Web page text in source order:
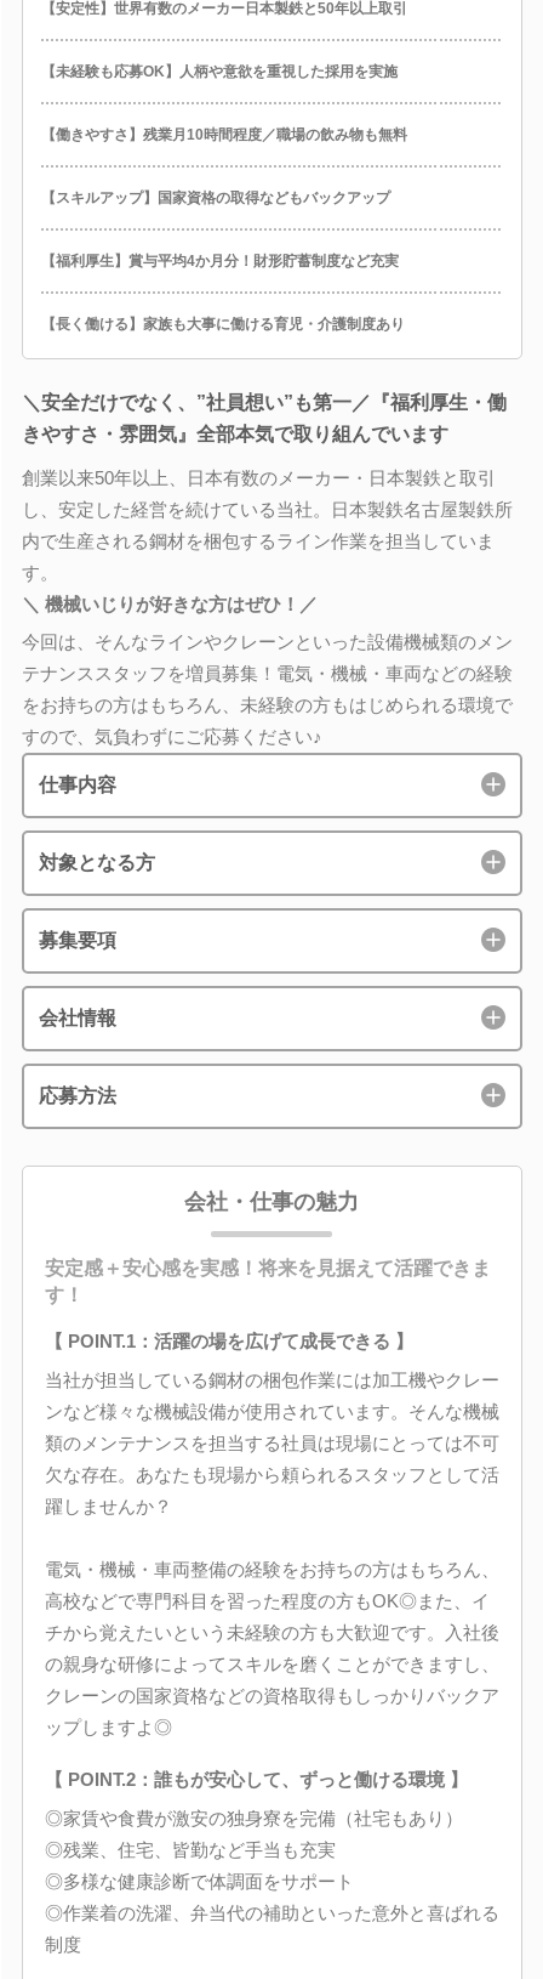
【安定性】世界有数のメーカー日本製鉄と50年以上取引
【未経験も応募OK】人柄や意欲を重視した採用を実施
【働きやすさ】残業月10時間程度／職場の飲み物も無料
【スキルアップ】国家資格の取得などもバックアップ
【福利厚生】賞与平均4か月分！財形貯蓄制度など充実
【長く働ける】家族も大事に働ける育児・介護制度あり
＼安全だけでなく、”社員想い”も第一／『福利厚生・働
きやすさ・雰囲気』全部本気で取り組んでいます
創業以来50年以上、日本有数のメーカー・日本製鉄と取引
し、安定した経営を続けている当社。日本製鉄名古屋製鉄所
内で生産される鋼材を梱包するライン作業を担当していま
す。
＼ 機械いじりが好きな方はぜひ！／
今回は、そんなラインやクレーンといった設備機械類のメン
テナンススタッフを増員募集！電気・機械・車両などの経験
をお持ちの方はもちろん、未経験の方もはじめられる環境で
すので、気負わずにご応募ください♪
仕事内容
対象となる方
募集要項
会社情報
応募方法
会社・仕事の魅力
安定感＋安心感を実感！将来を見据えて活躍できま
す！
【 POINT.1：活躍の場を広げて成長できる 】
当社が担当している鋼材の梱包作業には加工機やクレー
ンなど様々な機械設備が使用されています。そんな機械
類のメンテナンスを担当する社員は現場にとっては不可
欠な存在。あなたも現場から頼られるスタッフとして活
躍しませんか？
電気・機械・車両整備の経験をお持ちの方はもちろん、
高校などで専門科目を習った程度の方もOK◎また、イ
チから覚えたいという未経験の方も大歓迎です。入社後
の親身な研修によってスキルを磨くことができますし、
クレーンの国家資格などの資格取得もしっかりバックア
ップしますよ◎
【 POINT.2：誰もが安心して、ずっと働ける環境 】
◎家賃や食費が激安の独身寮を完備（社宅もあり）
◎残業、住宅、皆勤など手当も充実
◎多様な健康診断で体調面をサポート
◎作業着の洗濯、弁当代の補助といった意外と喜ばれる
制度